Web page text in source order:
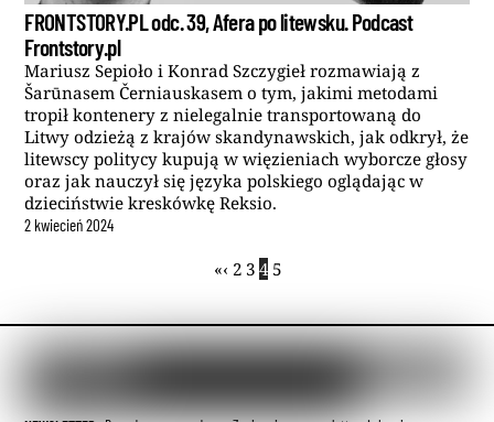
FRONTSTORY.PL odc. 39, Afera po litewsku. Podcast
Frontstory.pl
Mariusz Sepioło i Konrad Szczygieł rozmawiają z
Šarūnasem Černiauskasem o tym, jakimi metodami
tropił kontenery z nielegalnie transportowaną do
Litwy odzieżą z krajów skandynawskich, jak odkrył, że
litewscy politycy kupują w więzieniach wyborcze głosy
oraz jak nauczył się języka polskiego oglądając w
dzieciństwie kreskówkę Reksio.
2 kwiecień2024
«‹ 2 3 4 5